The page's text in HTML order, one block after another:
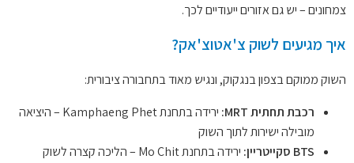
צמחונים – יש גם אזורים ייעודיים לכך.
איך מגיעים לשוק צ'אטוצ'אק?
השוק ממוקם בצפון בנגקוק, ונגיש מאוד בתחבורה ציבורית:
רכבת תחתית MRT:
ירידה בתחנת Kamphaeng Phet – היציאה
מובילה ישירות לתוך השוק
BTS סקייטריין:
ירידה בתחנת Mo Chit – הליכה קצרה לשוק